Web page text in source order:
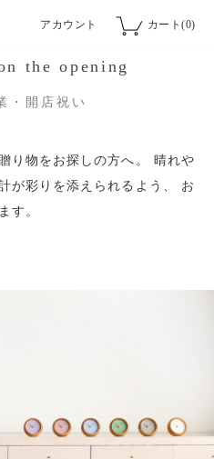
アカウント カート(0)
the opening
・開店祝い
り物をお探しの方へ。
晴れや
が彩りを添えられるよう、
お
す。